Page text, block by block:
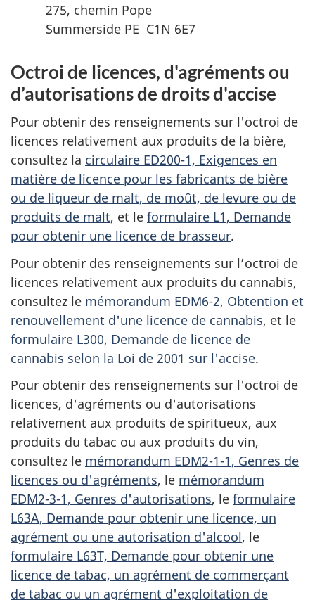
275, chemin Pope
Summerside PE C1N 6E7
Octroi de licences, d'agréments ou
d’autorisations de droits d'accise
Pour obtenir des renseignements sur l'octroi de
licences relativement aux produits de la bière,
consultez la circulaire ED200-1, Exigences en
matière de licence pour les fabricants de bière
ou de liqueur de malt, de moût, de levure ou de
produits de malt, et le formulaire L1, Demande
pour obtenir une licence de brasseur.
Pour obtenir des renseignements sur l’octroi de
licences relativement aux produits du cannabis,
consultez le mémorandum EDM6-2, Obtention et
renouvellement d'une licence de cannabis, et le
formulaire L300, Demande de licence de
cannabis selon la Loi de 2001 sur l'accise.
Pour obtenir des renseignements sur l'octroi de
licences, d'agréments ou d'autorisations
relativement aux produits de spiritueux, aux
produits du tabac ou aux produits du vin,
consultez le mémorandum EDM2-1-1, Genres de
licences ou d'agréments, le mémorandum
EDM2-3-1, Genres d'autorisations, le formulaire
L63A, Demande pour obtenir une licence, un
agrément ou une autorisation d'alcool, le
formulaire L63T, Demande pour obtenir une
licence de tabac, un agrément de commerçant
de tabac ou un agrément d'exploitation de